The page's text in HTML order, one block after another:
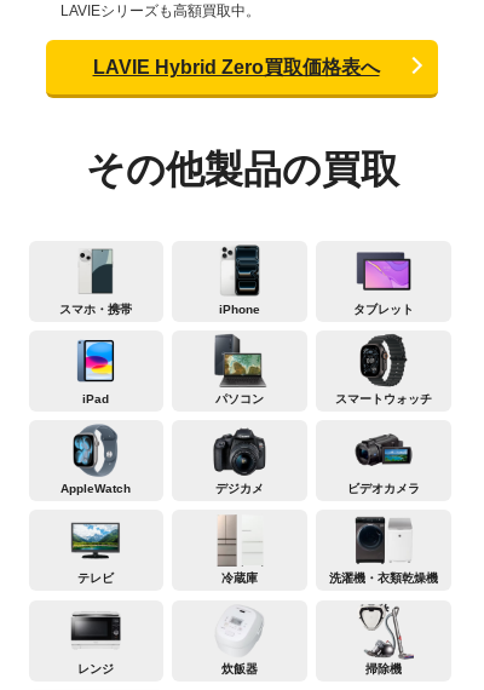
LAVIEシリーズも高額買取中。
LAVIE Hybrid Zero買取価格表へ
その他製品の買取
スマホ・携帯 iPhone タブレット
iPad パソコン スマートウォッチ
AppleWatch デジカメ ビデオカメラ
テレビ 冷蔵庫 洗濯機・衣類乾燥機
レンジ 炊飯器 掃除機